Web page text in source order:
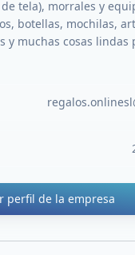
tela), morrales y
botellas, mochilas,
y muchas cosas lindas
perfil de la empresa